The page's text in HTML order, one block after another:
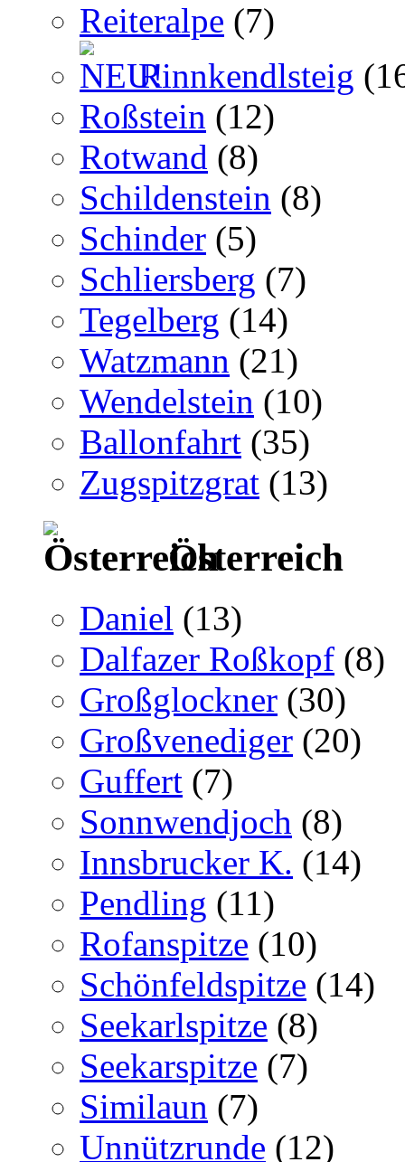
Reiteralpe (7)
Rinnkendlsteig
Roßstein (12)
Rotwand (8)
Schildenstein (8)
Schinder (5)
Schliersberg (7)
Tegelberg (14)
Watzmann (21)
Wendelstein (10)
Ballonfahrt (35)
Zugspitzgrat (13)
Österreich
Daniel (13)
Dalfazer Roßkopf (8)
Großglockner (30)
Großvenediger (20)
Guffert (7)
Sonnwendjoch (8)
Innsbrucker K. (14)
Pendling (11)
Rofanspitze (10)
Schönfeldspitze (14)
Seekarlspitze (8)
Seekarspitze (7)
Similaun (7)
Unnützrunde (12)